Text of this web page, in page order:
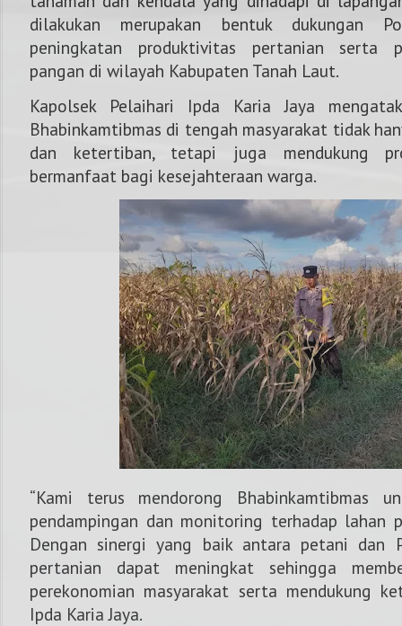
dilakukan merupakan bentuk dukungan
peningkatan produktivitas pertanian serta
pangan di wilayah Kabupaten Tanah Laut.
Kapolsek Pelaihari Ipda Karia Jaya
Bhabinkamtibmas di tengah masyarakat tidak
dan ketertiban, tetapi juga mendukung
bermanfaat bagi kesejahteraan warga.
“Kami terus mendorong Bhabinkamtibmas
pendampingan dan monitoring terhadap lahan
Dengan sinergi yang baik antara petani dan
pertanian dapat meningkat sehingga
perekonomian masyarakat serta mendukung
Ipda Karia Jaya.